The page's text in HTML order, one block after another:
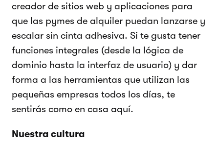
creador de sitios web y aplicaciones para
que las pymes de alquiler puedan lanzarse y
escalar sin cinta adhesiva. Si te gusta tener
funciones integrales (desde la lógica de
dominio hasta la interfaz de usuario) y dar
forma a las herramientas que utilizan las
pequeñas empresas todos los días, te
sentirás como en casa aquí.
Nuestra cultura